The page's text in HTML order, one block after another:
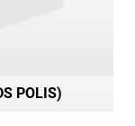
POLIS)